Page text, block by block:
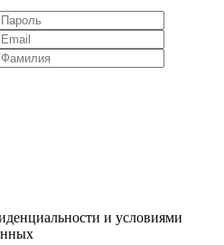
и условиями